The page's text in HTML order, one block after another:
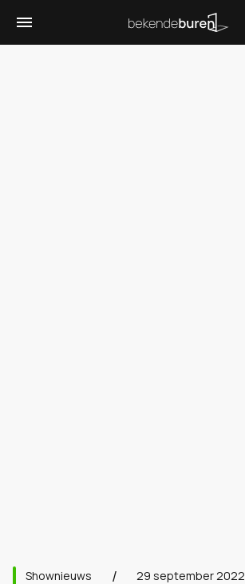
Shownieuws 29 september 2022